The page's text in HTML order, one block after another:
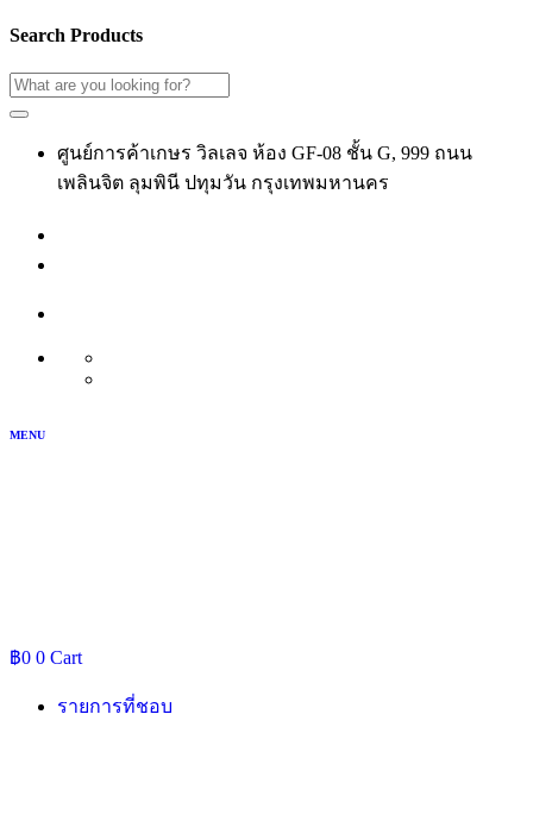
Search Products
ศูนย์การค้าเกษร วิลเลจ ห้อง GF-08 ชั้น G, 999 ถนน
เพลินจิต ลุมพินี ปทุมวัน กรุงเทพมหานคร
MENU
฿0 0 Cart
รายการที่ชอบ